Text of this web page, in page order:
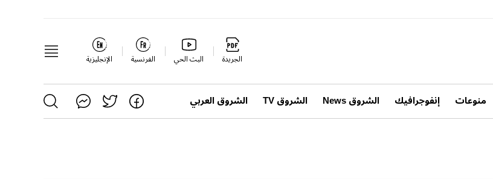
الجريدة البث الحي الفرنسية الإنجليزية
منوعات إنفوجرافيك الشروق News الشروق TV الشروق العربي